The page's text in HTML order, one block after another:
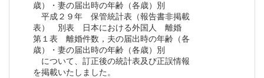
歳）・妻の届出時の年齢（各歳）別
平成２９年 保管統計表（報告書非掲載
表） 別表 日本における外国人 離婚
第１表 離婚件数，夫の届出時の年齢（各
歳）・妻の届出時の年齢（各歳）別
について、訂正後の統計表及び正誤情報
を掲載いたしました。